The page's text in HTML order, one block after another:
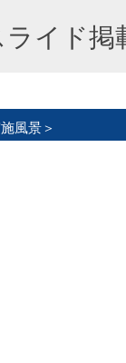
ライド掲
風景＞